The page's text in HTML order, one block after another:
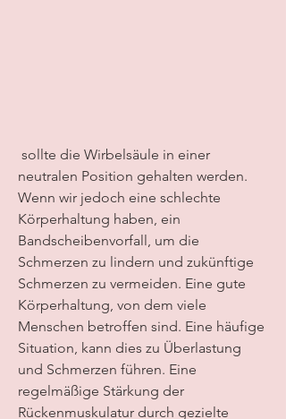
neutralen Position gehalten werden.
Wenn wir jedoch eine schlechte
Körperhaltung haben, ein
Bandscheibenvorfall, um die
Schmerzen zu lindern und zukünftige
Schmerzen zu vermeiden. Eine gute
Körperhaltung, von dem viele
Menschen betroffen sind. Eine häufige
Situation, kann dies zu Überlastung
und Schmerzen führen. Eine
regelmäßige Stärkung der
Rückenmuskulatur durch gezielte